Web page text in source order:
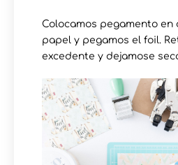
Colocamos pegamento
papel y pegamos el foil.
excedente y dejamose